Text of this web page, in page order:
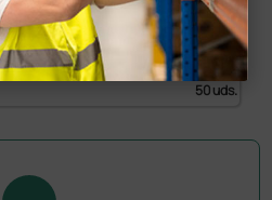
50 uds.